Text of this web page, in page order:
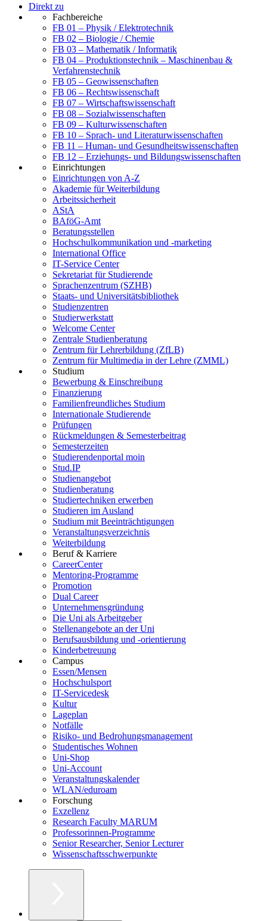
Direkt zu
Fachbereiche
FB 01 – Physik / Elektrotechnik
FB 02 – Biologie / Chemie
FB 03 – Mathematik / Informatik
FB 04 – Produktionstechnik – Maschinenbau &
Verfahrenstechnik
FB 05 – Geowissenschaften
FB 06 – Rechtswissenschaft
FB 07 – Wirtschaftswissenschaft
FB 08 – Sozialwissenschaften
FB 09 – Kulturwissenschaften
FB 10 – Sprach- und Literaturwissenschaften
FB 11 – Human- und Gesundheitswissenschaften
FB 12 – Erziehungs- und Bildungswissenschaften
Einrichtungen
Einrichtungen von A-Z
Akademie für Weiterbildung
Arbeitssicherheit
AStA
BAföG-Amt
Beratungsstellen
Hochschulkommunikation und -marketing
International Office
IT-Service Center
Sekretariat für Studierende
Sprachenzentrum (SZHB)
Staats- und Universitätsbibliothek
Studienzentren
Studierwerkstatt
Welcome Center
Zentrale Studienberatung
Zentrum für Lehrerbildung (ZfLB)
Zentrum für Multimedia in der Lehre (ZMML)
Studium
Bewerbung & Einschreibung
Finanzierung
Familienfreundliches Studium
Internationale Studierende
Prüfungen
Rückmeldungen & Semesterbeitrag
Semesterzeiten
Studierendenportal moin
Stud.IP
Studienangebot
Studienberatung
Studiertechniken erwerben
Studieren im Ausland
Studium mit Beeinträchtigungen
Veranstaltungsverzeichnis
Weiterbildung
Beruf & Karriere
CareerCenter
Mentoring-Programme
Promotion
Dual Career
Unternehmensgründung
Die Uni als Arbeitgeber
Stellenangebote an der Uni
Berufsausbildung und -orientierung
Kinderbetreuung
Campus
Essen/Mensen
Hochschulsport
IT-Servicedesk
Kultur
Lageplan
Notfälle
Risiko- und Bedrohungsmanagement
Studentisches Wohnen
Uni-Shop
Uni-Account
Veranstaltungskalender
WLAN/eduroam
Forschung
Exzellenz
Research Faculty MARUM
Professorinnen-Programme
Senior Researcher, Senior Lecturer
Wissenschaftsschwerpunkte